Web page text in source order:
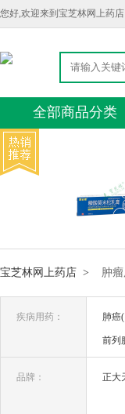
您好,欢迎来到宝芝林网上药店
全部商品分类
宝芝林网上药店 > 肿
疾病用药： 肺癌
前列
品牌：
正大